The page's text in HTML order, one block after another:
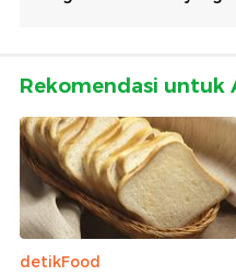
Rekomendasi untuk
detikFood